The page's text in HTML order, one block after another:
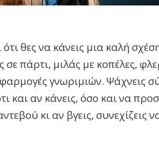
θες να κάνεις μια καλή
σε πάρτι, μιλάς με κοπέλες,
γνωριμιών. Ψάχνεις
και αν κάνεις, όσο και να
κι αν βγεις, συνεχίζεις